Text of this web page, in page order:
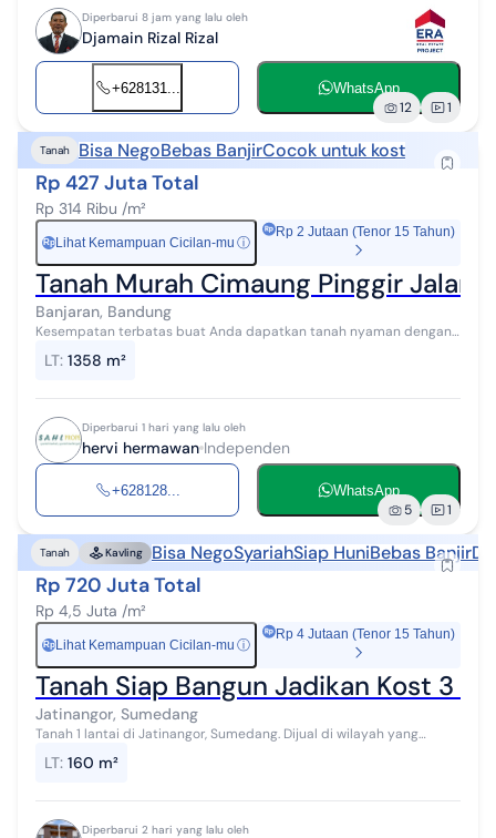
Diperbarui 8 jam yang lalu oleh
Djamain Rizal Rizal
+628131... WhatsApp
12 1
Tanah Bisa NegoBebas BanjirCocok untuk kost
Rp 427 Juta Total
Rp 314 Ribu /m²
Rp Lihat Kemampuan Cicilan-mu ⓘ
Rp 2 Jutaan (Tenor 15 Tahun)
Tanah Murah Cimaung Pinggir Jalan
Banjaran, Bandung
Kesempatan terbatas buat Anda dapatkan tanah nyaman dengan
lokasi yang strategis...
LT: 1358 m²
Diperbarui 1 hari yang lalu oleh
hervi hermawan Independen
+628128... WhatsApp
5 1
Tanah Kavling Bisa NegoSyariahSiap HuniBebas Banjir
Rp 720 Juta Total
Rp 4,5 Juta /m²
Rp Lihat Kemampuan Cicilan-mu ⓘ
Rp 4 Jutaan (Tenor 15 Tahun)
Tanah Siap Bangun Jadikan Kost 3
Jatinangor, Sumedang
Tanah 1 lantai di Jatinangor, Sumedang. Dijual di wilayah yang
- Sertifikat ...
LT: 160 m²
Diperbarui 2 hari yang lalu oleh